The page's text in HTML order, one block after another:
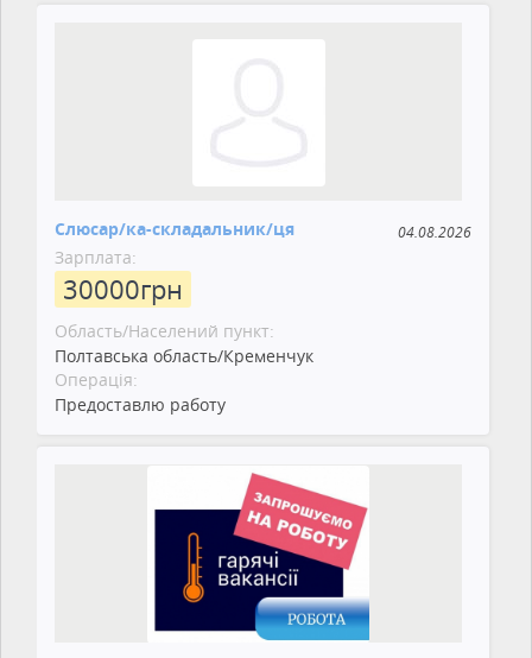
Слюсар/ка-складальник/ця 04.08.2026
Зарплата:
30000грн
Область/Населений пункт:
Полтавська область/Кременчук
Операція:
Предоставлю работу